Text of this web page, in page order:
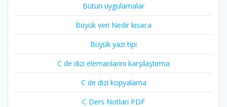
Bütün uygulamalar
Büyük veri Nedir kısaca
Büyük yazı tipi
C de dizi elemanlarını karşılaştırma
C de dizi kopyalama
C Ders Notları PDF